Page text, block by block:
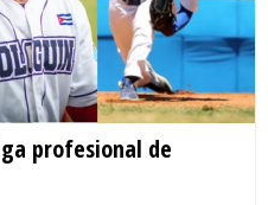
profesional de